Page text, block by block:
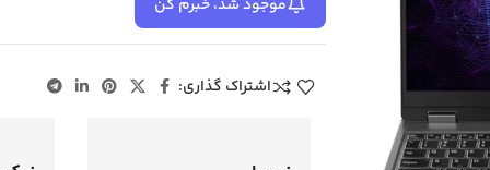
موجود شد، خبرم کن
اشتراک گذاری: